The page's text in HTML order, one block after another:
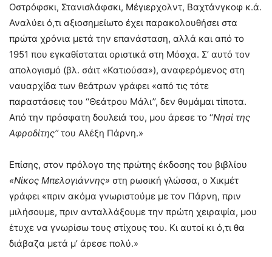
Οστρόφσκι, Στανισλάφσκι, Μέγιερχολντ, Βαχτάνγκοφ κ.ά.
Αναλύει ό,τι αξιοσημείωτο έχει παρακολουθήσει στα
πρώτα χρόνια μετά την επανάσταση, αλλά και από το
1951 που εγκαθίσταται οριστικά στη Μόσχα. Σ’ αυτό τον
απολογισμό (βλ. σάιτ «Κατιούσα»), αναφερόμενος στη
ναυαρχίδα των θεάτρων γράφει «από τις τότε
παραστάσεις του ‘‘Θεάτρου Μάλι’’, δεν θυμάμαι τίποτα.
Από την πρόσφατη δουλειά του, μου άρεσε το ‘‘Νησί της
Αφροδίτης’’του Αλέξη Πάρνη.»
Επίσης, στον πρόλογο της πρώτης έκδοσης του βιβλίου
«Νίκος Μπελογιάννης» στη ρωσική γλώσσα, ο Χικμέτ
γράφει «πριν ακόμα γνωριστούμε με τον Πάρνη, πριν
μιλήσουμε, πριν ανταλλάξουμε την πρώτη χειραψία, μου
έτυχε να γνωρίσω τους στίχους του. Κι αυτοί κι ό,τι θα
διάβαζα μετά μ’ άρεσε πολύ.»